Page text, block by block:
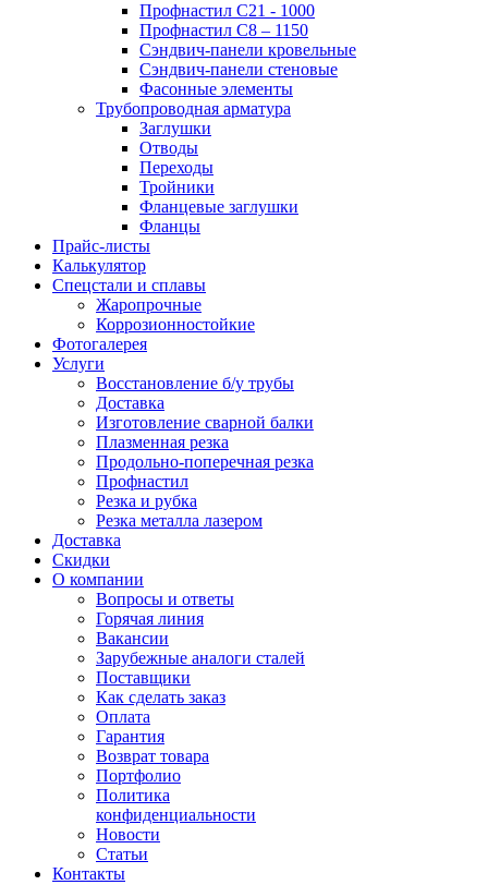
Профнастил С21 - 1000
Профнастил С8 – 1150
Сэндвич-панели кровельные
Сэндвич-панели стеновые
Фасонные элементы
Трубопроводная арматура
Заглушки
Отводы
Переходы
Тройники
Фланцевые заглушки
Фланцы
Прайс-листы
Калькулятор
Спецстали и сплавы
Жаропрочные
Коррозионностойкие
Фотогалерея
Услуги
Восстановление б/у трубы
Доставка
Изготовление сварной балки
Плазменная резка
Продольно-поперечная резка
Профнастил
Резка и рубка
Резка металла лазером
Доставка
Скидки
О компании
Вопросы и ответы
Горячая линия
Вакансии
Зарубежные аналоги сталей
Поставщики
Как сделать заказ
Оплата
Гарантия
Возврат товара
Портфолио
Политика
конфиденциальности
Новости
Статьи
Контакты